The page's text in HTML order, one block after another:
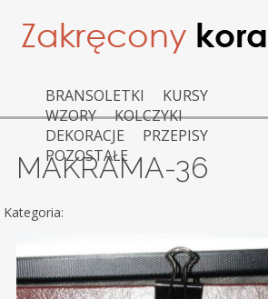
BRANSOLETKI
KURSY
WZORY
KOLCZYKI
DEKORACJE
PRZEPISY
POZOSTAŁE
MAKRAMA-36
Kategoria: